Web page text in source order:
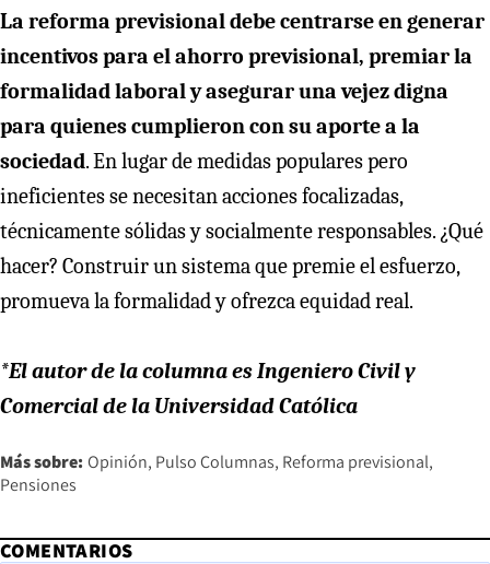
La reforma previsional debe centrarse en generar
incentivos para el ahorro previsional, premiar la
formalidad laboral y asegurar una vejez digna
para quienes cumplieron con su aporte a la
sociedad. En lugar de medidas populares pero
ineficientes se necesitan acciones focalizadas,
técnicamente sólidas y socialmente responsables. ¿Qué
hacer? Construir un sistema que premie el esfuerzo,
promueva la formalidad y ofrezca equidad real.
*El autor de la columna es Ingeniero Civil y
Comercial de la Universidad Católica
Más sobre: Opinión Pulso Columnas Reforma previsional
Pensiones
COMENTARIOS